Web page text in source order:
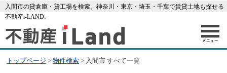
入間市の貸倉庫・貸工場を検索。神奈川・東京・埼玉・千葉で賃貸土地も探せる
不動産i-LAND。
トップページ > 物件検索> 入間市 すべて一覧